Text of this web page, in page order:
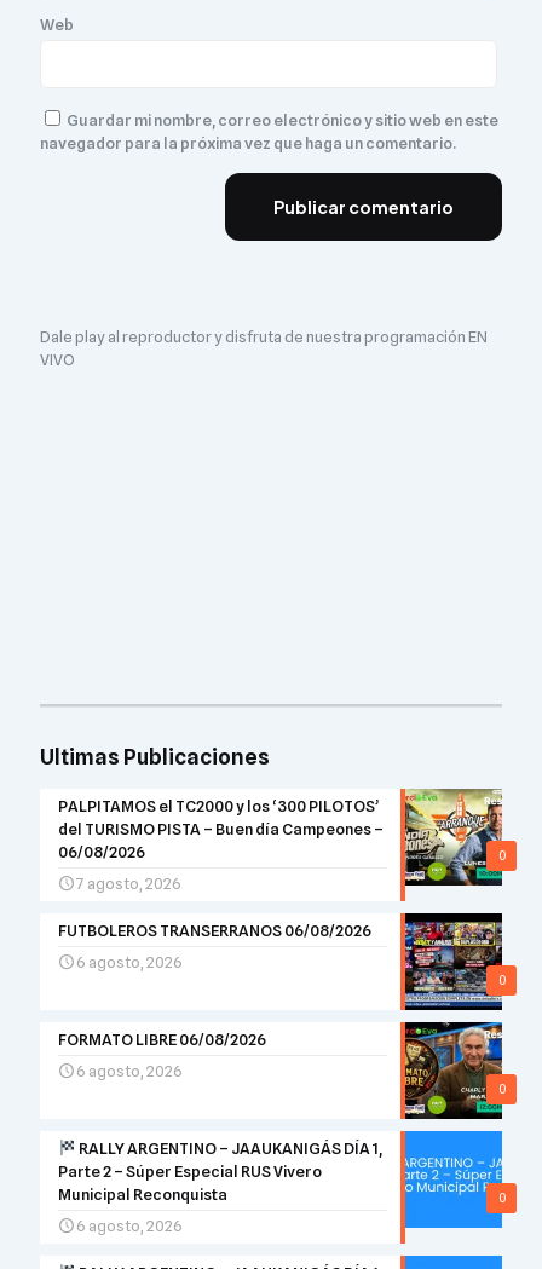
Web
Guardar mi nombre, correo electrónico y sitio web en este
navegador para la próxima vez que haga un comentario.
Dale play al reproductor y disfruta de nuestra programación EN
VIVO
Ultimas Publicaciones
0
PALPITAMOS el TC2000 y los ‘300 PILOTOS’
del TURISMO PISTA – Buen día Campeones –
06/08/2026
7 agosto, 2026
0
FUTBOLEROS TRANSERRANOS 06/08/2026
6 agosto, 2026
0
FORMATO LIBRE 06/08/2026
6 agosto, 2026
0
RALLY ARGENTINO – JAAUKANIGÁS DÍA 1,
Parte 2 – Súper Especial RUS Vivero
Municipal Reconquista
6 agosto, 2026